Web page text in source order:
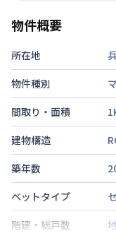
物件概要
所在地
物件種別
間取り・面積
建物構造
築年数
ベットタイプ
階建・総戸数